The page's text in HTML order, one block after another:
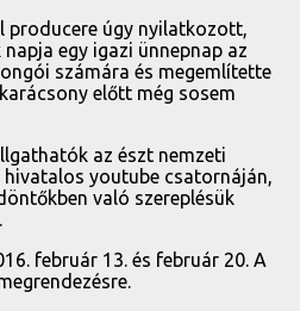
producere úgy nyilatkozott,
egy igazi ünnepnap az
számára és megemlítette
előtt még sosem
az észt nemzeti
youtube csatornáján,
való szereplésük
február 13. és február 20. A